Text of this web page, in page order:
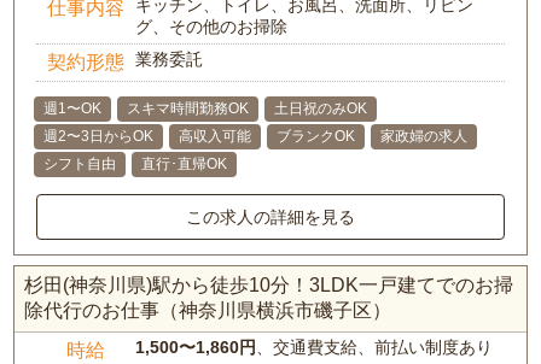
仕事内容
キッチン、トイレ、お風呂、洗面所、リビン
グ、その他のお掃除
契約形態 業務委託
週1〜OK スキマ時間勤務OK
土日祝のみOK
週2〜3日からOK
高収入可能 ブランクOK
家政婦の求人
シフト自由
直行･直帰OK
この求人の詳細を見る
杉田(神奈川県)駅から徒歩10分！3LDK一戸建てでのお掃
除代行のお仕事（神奈川県横浜市磯子区）
時給 1,500〜1,860円 、交通費支給、前払い制度あり